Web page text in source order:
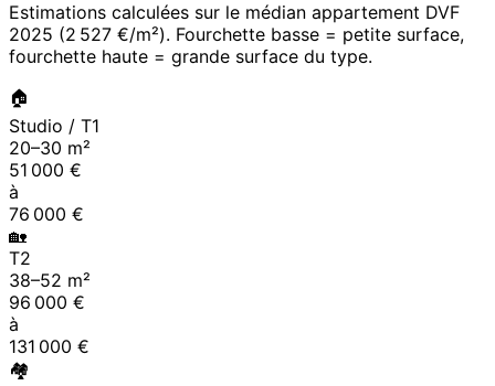
Estimations calculées sur le médian appartement DVF
2025 (2 527 €/m²). Fourchette basse = petite surface,
fourchette haute = grande surface du type.
🏠
Studio / T1
20–30 m²
51 000 €
à
76 000 €
🏡
T2
38–52 m²
96 000 €
à
131 000 €
🏘